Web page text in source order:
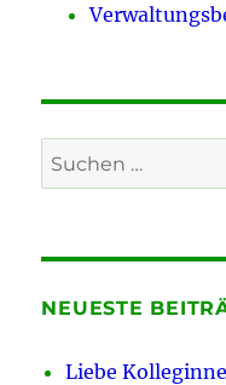
Suchen
nach:
NEUESTE
Liebe